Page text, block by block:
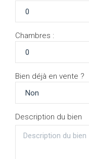
Chambres :
Bien déjà en vente ?
Description du bien